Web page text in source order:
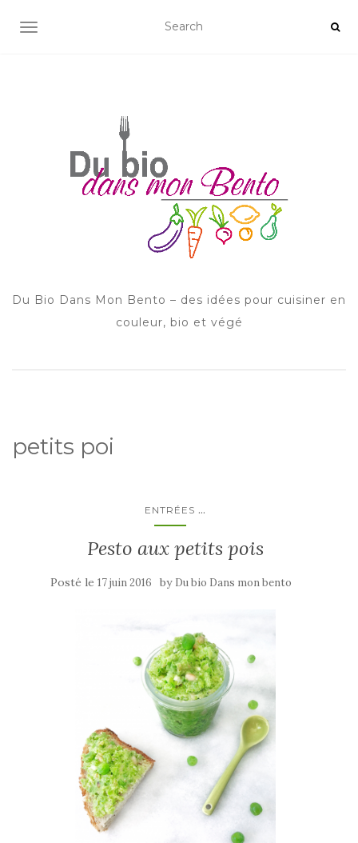
AFFICHER/MASQUER LA NAVIGATION
Du Bio Dans Mon Bento – des idées pour cuisiner en
couleur, bio et végé
petits poi
ENTRÉES ...
Pesto aux petits pois
Posté le 17 juin 2016 by Du bio Dans mon bento